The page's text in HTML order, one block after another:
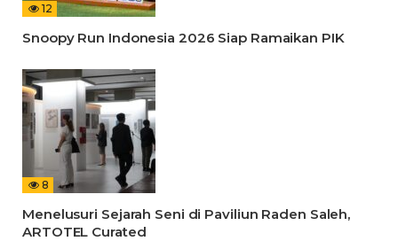
12
Snoopy Run Indonesia 2026 Siap Ramaikan PIK
8
Menelusuri Sejarah Seni di Paviliun Raden Saleh,
ARTOTEL Curated